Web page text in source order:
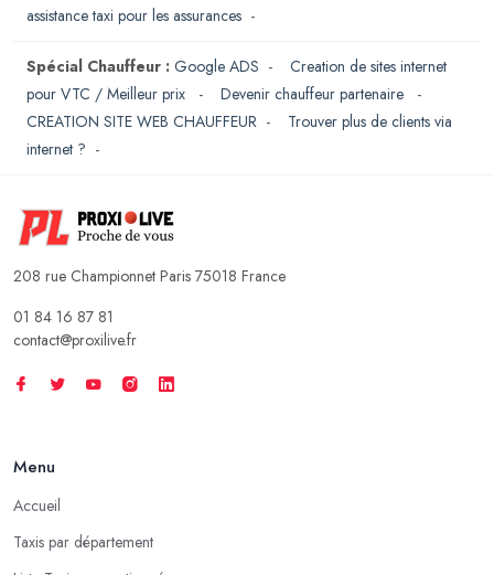
assistance taxi pour les assurances -
Spécial Chauffeur : Google ADS - Creation de sites internet
pour VTC / Meilleur prix
- Devenir chauffeur partenaire
-
CREATION SITE WEB CHAUFFEUR - Trouver plus de clients via
internet ? -
208 rue Championnet Paris 75018 France
01 84 16 87 81
contact@proxilive.fr
Menu
Accueil
Taxis par département